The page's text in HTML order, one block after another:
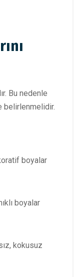
Bu nedenle
belirlenmelidir.
boyalar
boyalar
kokusuz